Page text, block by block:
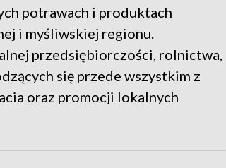
potrawach i produktach
i myśliwskiej regionu.
przedsiębiorczości, rolnictwa,
się przede wszystkim z
oraz promocji lokalnych